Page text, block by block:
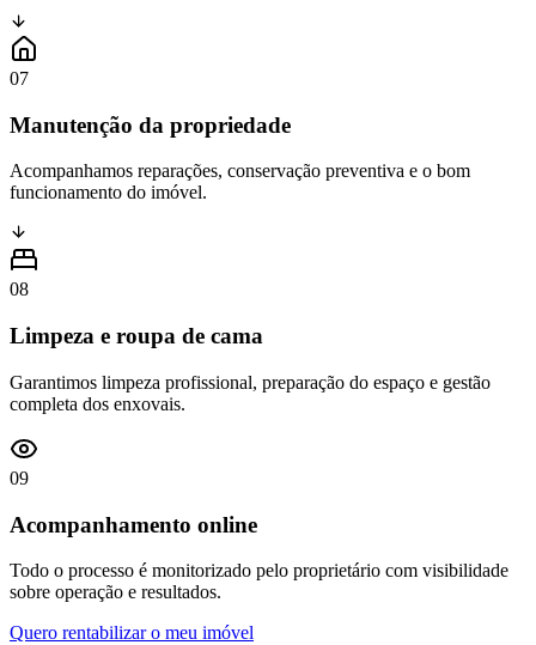
07
Manutenção da propriedade
Acompanhamos reparações, conservação preventiva e o bom
funcionamento do imóvel.
08
Limpeza e roupa de cama
Garantimos limpeza profissional, preparação do espaço e gestão
completa dos enxovais.
09
Acompanhamento online
Todo o processo é monitorizado pelo proprietário com visibilidade
sobre operação e resultados.
Quero rentabilizar o meu imóvel